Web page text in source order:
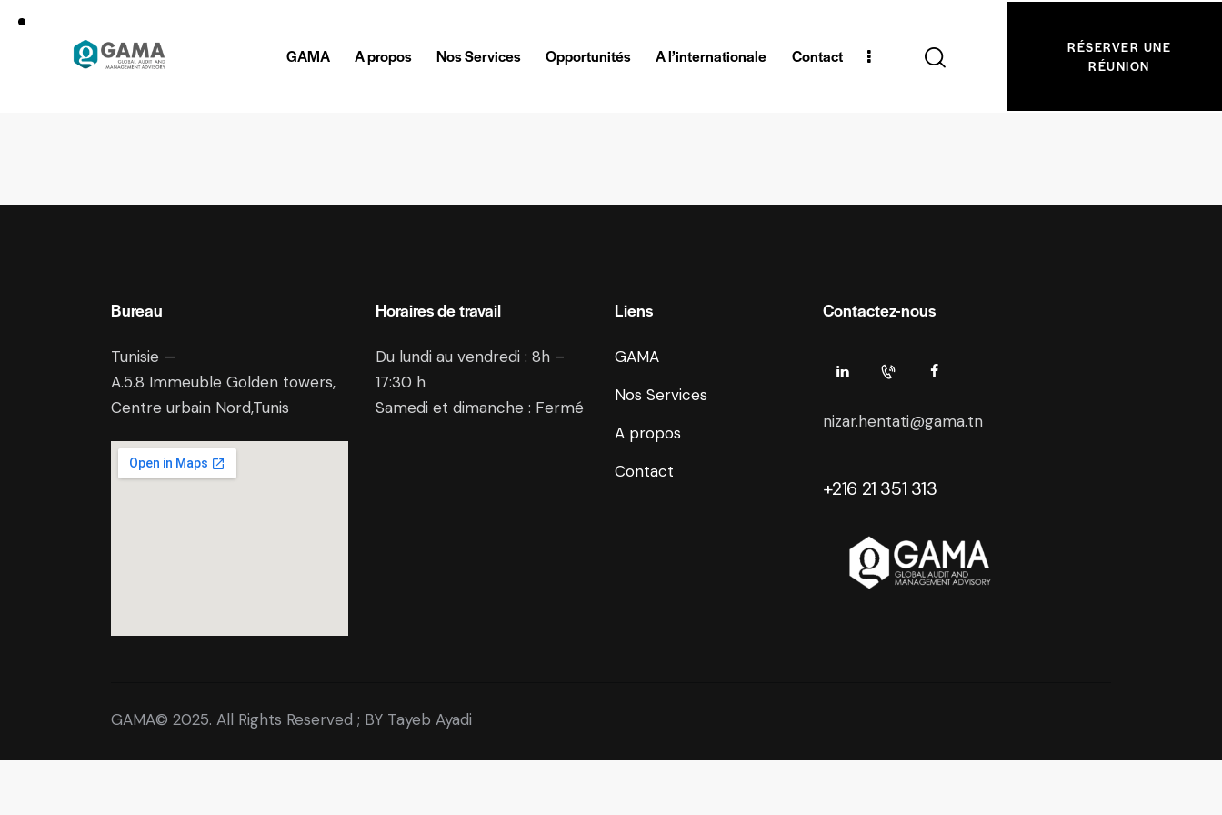
GAMA A propos Nos Services Opportunités A l’internationale Contact
RÉSERVER UNE
RÉUNION
Bureau
Tunisie —
A.5.8 Immeuble Golden towers,
Centre urbain Nord,Tunis
Horaires de travail
Du lundi au vendredi : 8h –
17:30 h
Samedi et dimanche : Fermé
Liens
GAMA
Nos Services
A propos
Contact
Contactez-nous
nizar.hentati@gama.tn
+216 21 351 313
GAMA© 2025. All Rights Reserved ; BY Tayeb Ayadi